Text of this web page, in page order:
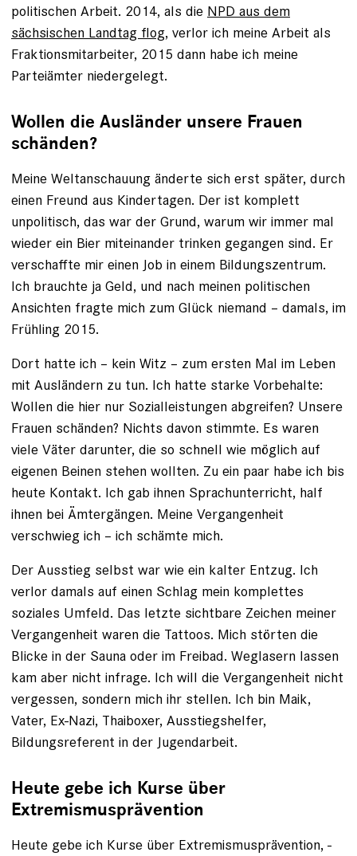
politischen Arbeit. 2014, als die NPD aus dem
sächsischen Landtag flog, verlor ich meine Arbeit als
Fraktionsmitarbeiter, 2015 dann habe ich meine
Parteiämter niedergelegt.
Wollen die Ausländer unsere Frauen
schänden?
Meine Weltanschauung änderte sich erst später, durch
­einen Freund aus Kindertagen. Der ist komplett
unpolitisch, das war der Grund, warum wir immer mal
wieder ein Bier miteinander trinken gegangen sind. Er
verschaffte mir einen Job in einem Bildungszentrum.
Ich brauchte ja Geld, und nach meinen politischen
Ansichten fragte mich zum Glück niemand – damals, im
Frühling 2015.
Dort hatte ich – kein Witz – zum ersten Mal im Leben
mit Ausländern zu tun. Ich hatte starke Vorbehalte:
Wollen die hier nur Sozialleistungen abgreifen? Unsere
Frauen schänden? Nichts davon stimmte. Es waren
viele Väter darunter, die so schnell wie möglich auf
eigenen Beinen stehen wollten. Zu ein paar habe ich bis
heute Kontakt. Ich gab ihnen Sprachunterricht, half
ihnen bei Ämtergängen. Meine Vergangenheit
verschwieg ich – ich schämte mich.
Der Ausstieg selbst war wie ein kalter Entzug. Ich
verlor damals auf einen Schlag mein komplettes
soziales Umfeld. Das letzte sichtbare Zeichen meiner
Vergangenheit waren die Tattoos. Mich störten die
Blicke in der Sauna oder im Freibad. Weglasern lassen
kam aber nicht infrage. Ich will die Vergangenheit nicht
vergessen, sondern mich ihr ­stellen. Ich bin Maik,
Vater, Ex-Nazi, Thaiboxer, Ausstiegshelfer,
Bildungsreferent in der Jugendarbeit.
Heute gebe ich Kurse über
Extremismusprävention
Heute gebe ich Kurse über Extremismusprävention, ­